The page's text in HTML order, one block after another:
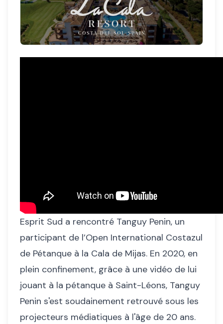
Esprit Sud a rencontré Tanguy Penin, un
participant de l’Open International Costazul
de Pétanque à la Cala de Mijas. En 2020, en
plein confinement, grâce à une vidéo de lui
jouant à la pétanque à Saint-Léons, Tanguy
Penin s'est soudainement retrouvé sous les
projecteurs médiatiques à l'âge de 20 ans.